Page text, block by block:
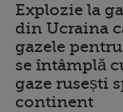
Explozie la
din Ucraina
gazele
se întâmplă
gaze rusești
continent